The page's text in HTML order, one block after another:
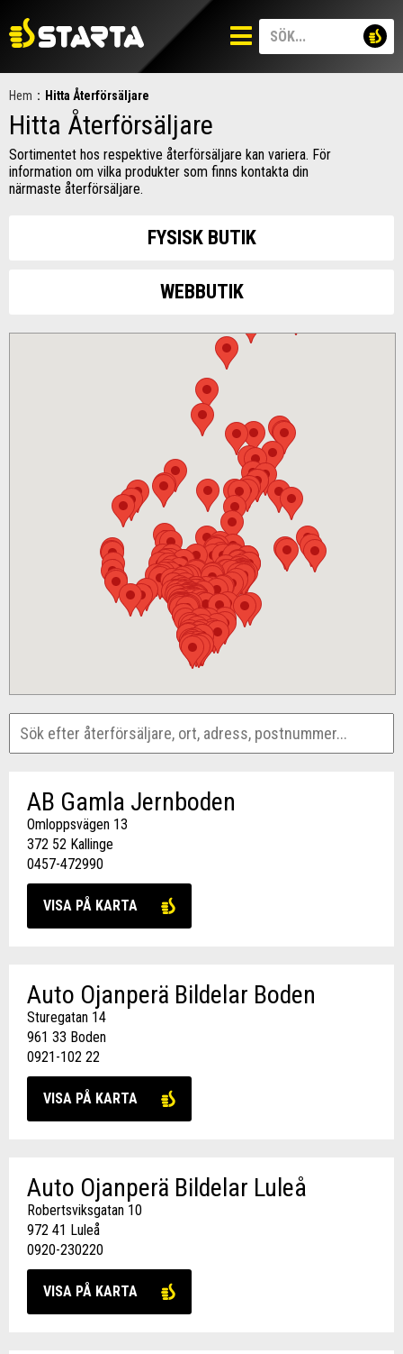
Hem : Hitta Återförsäljare
Hitta Återförsäljare
Sortimentet hos respektive återförsäljare kan variera. För
information om vilka produkter som finns kontakta din
närmaste återförsäljare.
FYSISK BUTIK
WEBBUTIK
AB Gamla Jernboden
Omloppsvägen 13
372 52 Kallinge
0457-472990
VISA PÅ KARTA
Auto Ojanperä Bildelar Boden
Sturegatan 14
961 33 Boden
0921-102 22
VISA PÅ KARTA
Auto Ojanperä Bildelar Luleå
Robertsviksgatan 10
972 41 Luleå
0920-230220
VISA PÅ KARTA